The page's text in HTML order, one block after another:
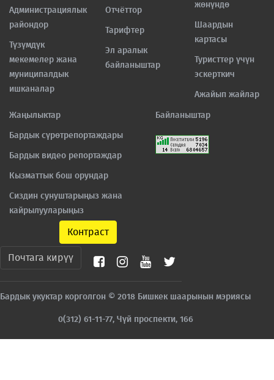
Администрациялык
райондор
Түзүмдүк
мекемелер жана
муниципалдык
ишканалар
Отчёттор
Тарифтер
Эл аралык
байланыштар
жөнүндө
Шаардын
картасы
Туристтер үчүн
эскерткич
Ажайып жайлар
Жаңылыктар
Бардык сүрөтрепортаждары
Бардык видео репортаждар
Кызматтык бош орундар
Сиздин сунуштарыңыз жана
кайрылууларыңыз
Байланыштар
Контраст
Почтага кирүү
Бардык укуктар корголгон © 2018 Бишкек шаарынын мэриясы
0(312) 61-11-77, Чүй проспекти, 166